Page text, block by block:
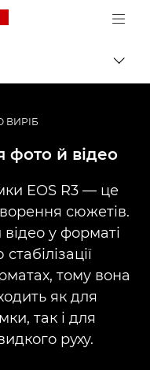
Canon Logo, back to
ВИРІБ
фото й відео
EOS R3 — це
сюжетів.
у форматі
тому вона
як для
так і для
руху.